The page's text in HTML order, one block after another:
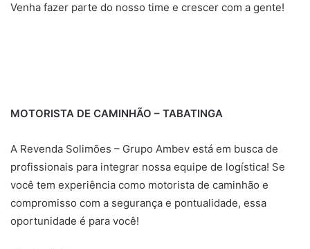
Venha fazer parte do nosso time e crescer com a gente!
MOTORISTA DE CAMINHÃO – TABATINGA
A Revenda Solimões – Grupo Ambev está em busca de
profissionais para integrar nossa equipe de logística! Se
você tem experiência como motorista de caminhão e
compromisso com a segurança e pontualidade, essa
oportunidade é para você!